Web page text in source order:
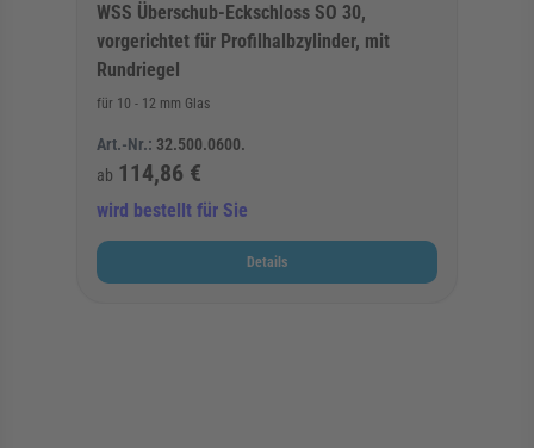
WSS Überschub-Eckschloss SO 30,
vorgerichtet für Profilhalbzylinder, mit
Rundriegel
für 10 - 12 mm Glas
Art.-Nr.: 32.500.0600.
ab 114,86 €
wird bestellt für Sie
Details